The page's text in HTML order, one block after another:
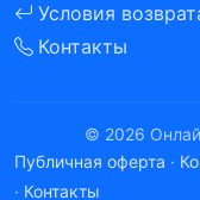
Условия
Контакты
© 2026
Публичная оферта ·
· Контакты